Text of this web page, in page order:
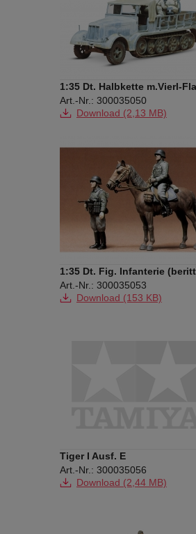
1:35 Dt. Halbkette m.Vierl-
(5)
Art.-Nr.: 300035050
Download (2,13 MB)
1:35 Dt. Fig. Infanterie
(2)
Art.-Nr.: 300035053
Download (153 KB)
Tiger I Ausf. E
Art.-Nr.: 300035056
Download (2,44 MB)